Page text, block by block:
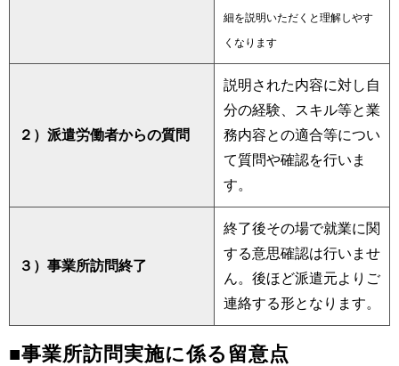
細を説明いただくと理解しやす
くなります
２）派遣労働者からの質問
説明された内容に対し自
分の経験、スキル等と業
務内容との適合等につい
て質問や確認を行いま
す。
３）事業所訪問終了
終了後その場で就業に関
する意思確認は行いませ
ん。後ほど派遣元よりご
連絡する形となります。
■事業所訪問実施に係る留意点